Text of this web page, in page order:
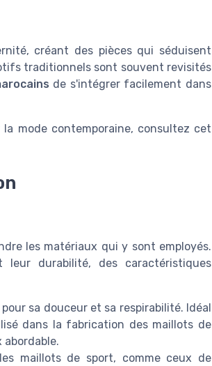
créant des pièces qui séduisent
traditionnels sont souvent revisités
de s'intégrer facilement dans
mode contemporaine, consultez cet
les matériaux qui y sont employés.
durabilité, des caractéristiques
sa douceur et sa respirabilité. Idéal
dans la fabrication des maillots de
maillots de sport, comme ceux de